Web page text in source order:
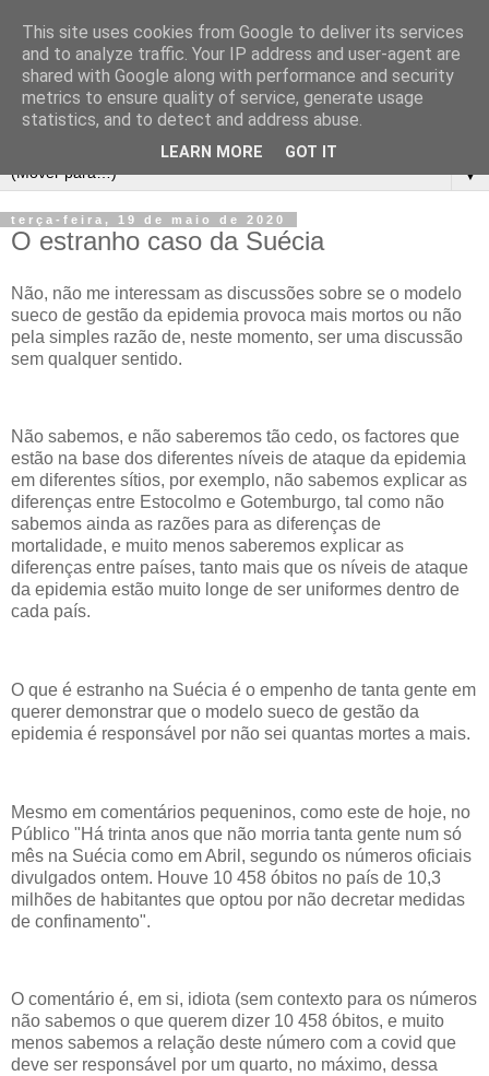
▼
terça-feira, 19 de maio de 2020
O estranho caso da Suécia
Não, não me interessam as discussões sobre se o modelo
sueco de gestão da epidemia provoca mais mortos ou não
pela simples razão de, neste momento, ser uma discussão
sem qualquer sentido.
Não sabemos, e não saberemos tão cedo, os factores que
estão na base dos diferentes níveis de ataque da epidemia
em diferentes sítios, por exemplo, não sabemos explicar as
diferenças entre Estocolmo e Gotemburgo, tal como não
sabemos ainda as razões para as diferenças de
mortalidade, e muito menos saberemos explicar as
diferenças entre países, tanto mais que os níveis de ataque
da epidemia estão muito longe de ser uniformes dentro de
cada país.
O que é estranho na Suécia é o empenho de tanta gente em
querer demonstrar que o modelo sueco de gestão da
epidemia é responsável por não sei quantas mortes a mais.
Mesmo em comentários pequeninos, como este de hoje, no
Público "Há trinta anos que não morria tanta gente num só
mês na Suécia como em Abril, segundo os números oficiais
divulgados ontem. Houve 10 458 óbitos no país de 10,3
milhões de habitantes que optou por não decretar medidas
de confinamento".
O comentário é, em si, idiota (sem contexto para os números
não sabemos o que querem dizer 10 458 óbitos, e muito
menos sabemos a relação deste número com a covid que
deve ser responsável por um quarto, no máximo, dessa
This site uses cookies from Google to deliver its services
and to analyze traffic. Your IP address and user-agent are
shared with Google along with performance and security
metrics to ensure quality of service, generate usage
statistics, and to detect and address abuse.
LEARN MORE GOT IT